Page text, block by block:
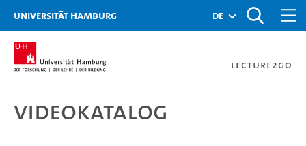
Zu den Filtern
Zur Metanavigation
Zur Hauptnavigation
Zur Suche
Zum Inhalt
Zum Seitenfuss
Universität Hamburg de
Lecture2Go
Videokatalog
Videokatalog